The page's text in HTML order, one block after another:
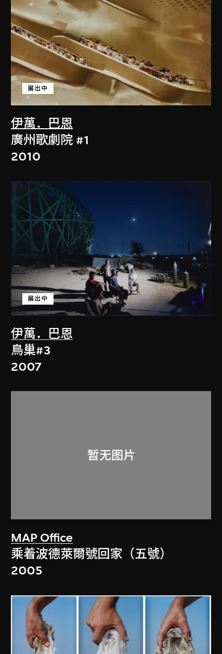
伊萬．巴恩
展出中
廣州歌劇院 #1
2010
伊萬．巴恩
展出中
鳥巢#3
2007
MAP Office
乘着波德萊爾號回家（五號）
2005